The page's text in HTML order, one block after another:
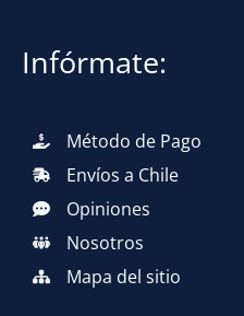
Infórmate:
Método de Pago
Envíos a Chile
Opiniones
Nosotros
Mapa del sitio